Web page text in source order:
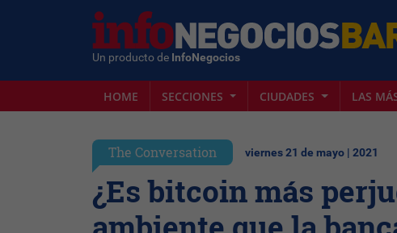
Un producto de InfoNegocios
HOME SECCIONES CIUDADES LAS
The Conversation viernes 21 de mayo | 2021
¿Es bitcoin más